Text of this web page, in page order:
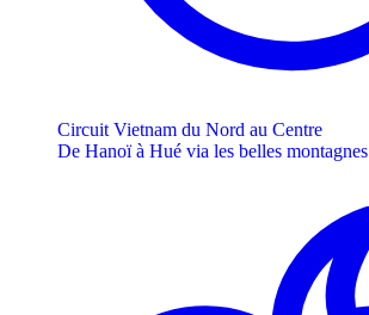
Circuit Vietnam du Nord au Centre
De Hanoï à Hué via les belles montagnes